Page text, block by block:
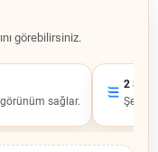
görebilirsiniz.
görünüm sağlar.
2 Su